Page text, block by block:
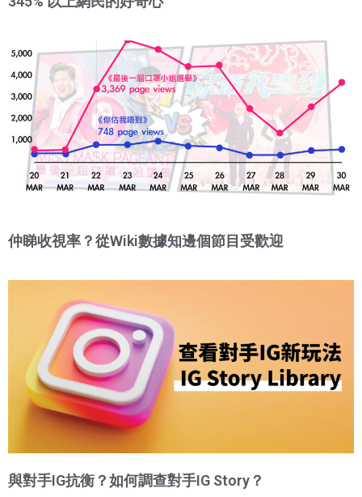
仲睇收視率？從Wiki數據知邊個節目受歡迎
與對手IG抗衡？如何調查對手IG Story？